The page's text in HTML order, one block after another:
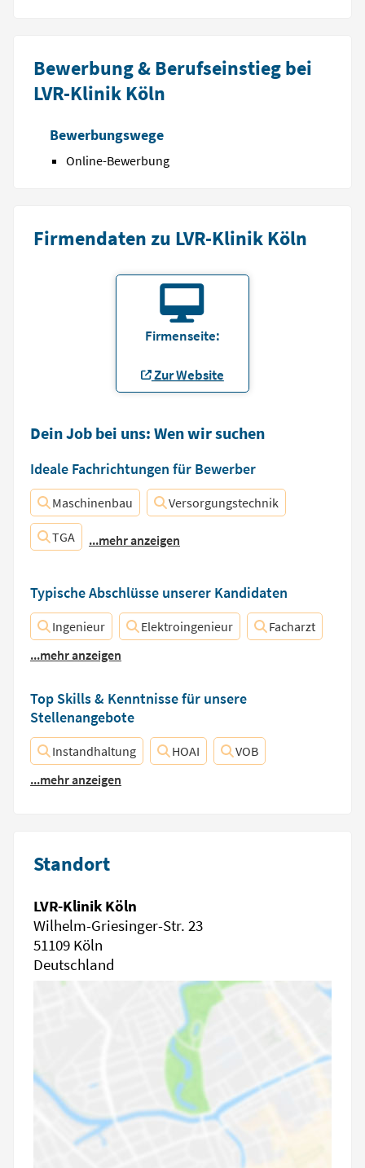
Bewerbung & Berufseinstieg bei
LVR-Klinik Köln
Bewerbungswege
Online-Bewerbung
Firmendaten zu LVR-Klinik Köln
Firmenseite:
Zur Website
Dein Job bei uns: Wen wir suchen
Ideale Fachrichtungen für Bewerber
Maschinenbau Versorgungstechnik
TGA ...mehr anzeigen
Typische Abschlüsse unserer Kandidaten
Ingenieur Elektroingenieur
Facharzt
...mehr anzeigen
Top Skills & Kenntnisse für unsere
Stellenangebote
Instandhaltung HOAI
VOB
...mehr anzeigen
Standort
LVR-Klinik Köln
Wilhelm-Griesinger-Str. 23
51109 Köln
Deutschland